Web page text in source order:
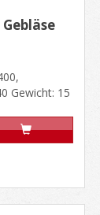
Gewicht: 15